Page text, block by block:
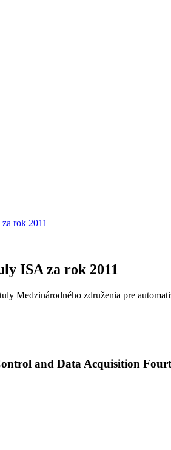
rok 2011
ISA za rok 2011
Medzinárodného združenia pre
and Data Acquisition